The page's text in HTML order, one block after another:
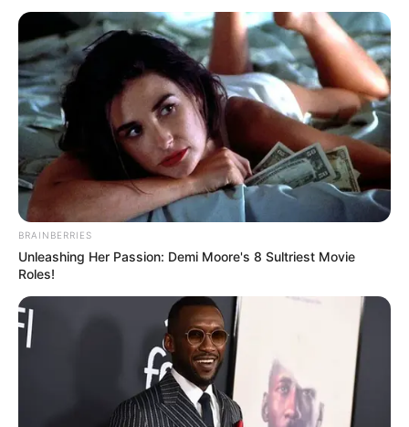
Heejin LOONA
BRAINBERRIES
Unleashing Her Passion: Demi Moore's 8 Sultriest Movie
Roles!